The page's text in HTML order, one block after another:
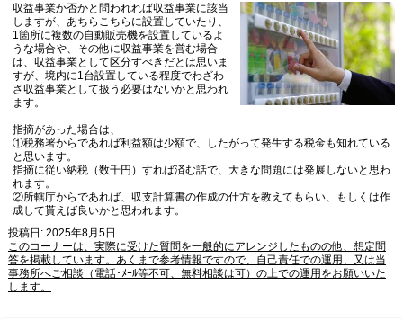
収益事業か否かと問われれば収益事業に該当
しますが、あちらこちらに設置していたり、
1箇所に複数の自動販売機を設置しているよ
うな場合や、その他に収益事業を営む場合
は、収益事業として区分すべきだとは思いま
すが、境内に1台設置している程度でわざわ
ざ収益事業として扱う必要はないかと思われ
ます。
指摘があった場合は、
①税務署からであれば利益額は少額で、したがって発生する税金も知れている
と思います。
指摘に従い納税（数千円）すれば済む話で、大きな問題には発展しないと思わ
れます。
②所轄庁からであれば、収支計算書の作成の仕方を教えてもらい、もしくは作
成して貰えば良いかと思われます。
投稿日: 2025年8月5日
このコーナーは、実際に受けた質問を一般的にアレンジしたものの他、想定問
答を掲載しています。あくまで参考情報ですので、自己責任での運用、又は当
事務所へご相談（電話･ﾒｰﾙ等不可、無料相談は可）の上での運用をお願いいた
します。